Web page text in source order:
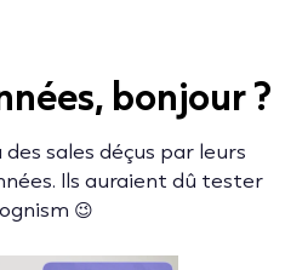
bonjour ?
sales déçus par leurs
Ils auraient dû tester
😉